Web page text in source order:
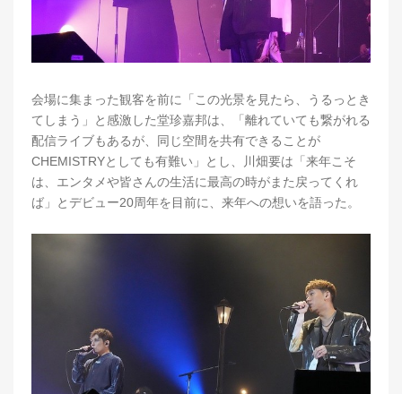
会場に集まった観客を前に「この光景を見たら、うるっとき
てしまう」と感激した堂珍嘉邦は、「離れていても繋がれる
配信ライブもあるが、同じ空間を共有できることが
CHEMISTRYとしても有難い」とし、川畑要は「来年こそ
は、エンタメや皆さんの生活に最高の時がまた戻ってくれ
ば」とデビュー20周年を目前に、来年への想いを語った。